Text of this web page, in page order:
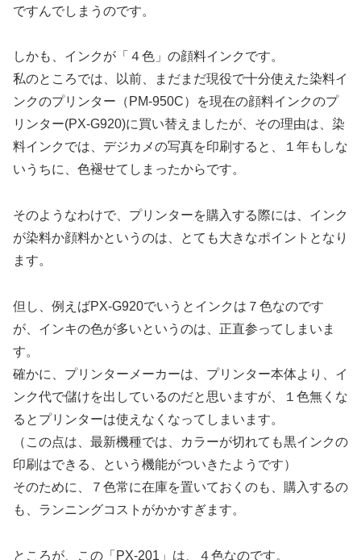
ですんでしまうのです。
しかも、インクが「４色」の顔料インクです。
私のところでは、以前、まだまだ現役で十分使えた染料イ
ンクのプリンター（PM-950C）を現在の顔料インクのプ
リンター(PX-G920)に買い替えましたが、その理由は、染
料インクでは、デジカメの写真を印刷すると、１年もしな
いうちに、色褪せてしまったからです。
そのようなわけで、プリンターを購入する際には、インク
が染料か顔料かというのは、とても大きなポイントとなり
ます。
但し、例えばPX-G920でいうとインクは７色なのです
が、インキの色が多いというのは、正直参ってしまいま
す。
確かに、プリンターメーカーは、プリンター本体より、イ
ンク代で儲けを出しているのだと思いますが、１色無くな
るとプリンターは使えなくなってしまいます。
（この点は、最新機種では、カラーが切れても黒インクの
印刷はできる、という機能がついきたようです）
そのために、７色常に在庫を置いておくのも、購入するの
も、ランニングコストがかかすぎます。
ところが、この「PX-201」は、４色なのです。